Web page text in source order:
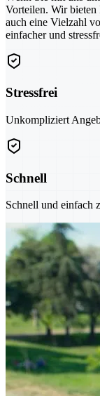
Vorteilen. Wir bieten
auch eine Vielzahl
einfacher und
Stressfrei
Unkompliziert
Schnell
Schnell und einfach